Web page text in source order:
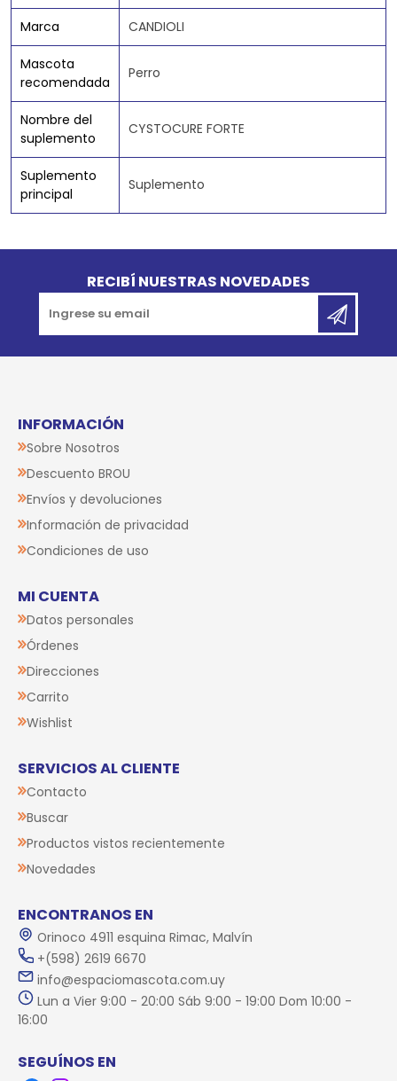
Marca CANDIOLI
Mascota
recomendada
Perro
Nombre del
suplemento
CYSTOCURE FORTE
Suplemento
principal
Suplemento
RECIBÍ NUESTRAS NOVEDADES
INFORMACIÓN
Sobre Nosotros
Descuento BROU
Envíos y devoluciones
Información de privacidad
Condiciones de uso
MI CUENTA
Datos personales
Órdenes
Direcciones
Carrito
Wishlist
SERVICIOS AL CLIENTE
Contacto
Buscar
Productos vistos recientemente
Novedades
ENCONTRANOS EN
Orinoco 4911 esquina Rimac, Malvín
+(598) 2619 6670
info@espaciomascota.com.uy
Lun a Vier 9:00 - 20:00 Sáb 9:00 - 19:00 Dom 10:00 -
16:00
SEGUÍNOS EN